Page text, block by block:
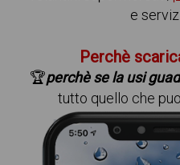
e
Perchè
🏆perchè se la usi
tutto quello che